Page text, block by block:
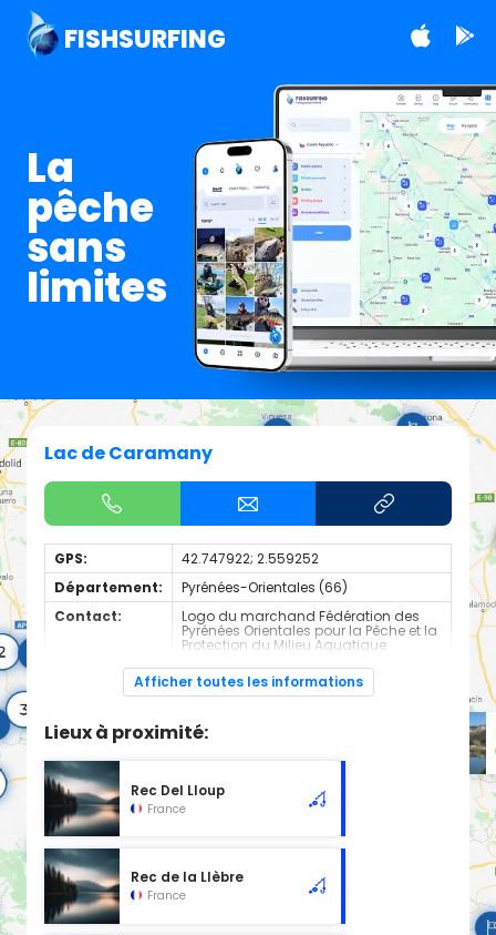
FISHSURFING
La
pêche
sans
limites
Lac de Caramany
GPS:
42.747922; 2.559252
Département:
Pyrénées-Orientales (66)
Contact:
Logo du marchand Fédération des
Pyrénées Orientales pour la Pêche et la
Protection du Milieu Aquatique
Espèces de
poissons:
Carnassier, carpe, poisson blanc
Plan d'eau en 2nd catégorie
Afficher toutes les informations
Lieux à proximité:
Rec Del Lloup
France
Rec de la Llèbre
France